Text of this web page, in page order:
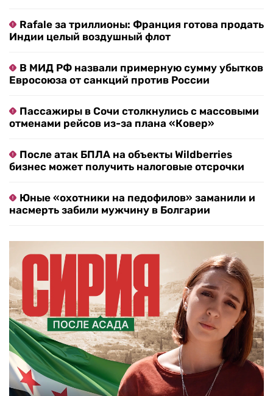
Rafale за триллионы: Франция готова продать
Индии целый воздушный флот
В МИД РФ назвали примерную сумму убытков
Евросоюза от санкций против России
Пассажиры в Сочи столкнулись с массовыми
отменами рейсов из-за плана «Ковер»
После атак БПЛА на объекты Wildberries
бизнес может получить налоговые отсрочки
Юные «охотники на педофилов» заманили и
насмерть забили мужчину в Болгарии